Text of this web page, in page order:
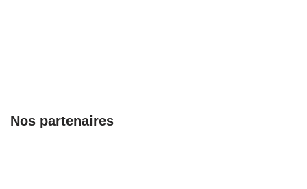
Nos partenaires